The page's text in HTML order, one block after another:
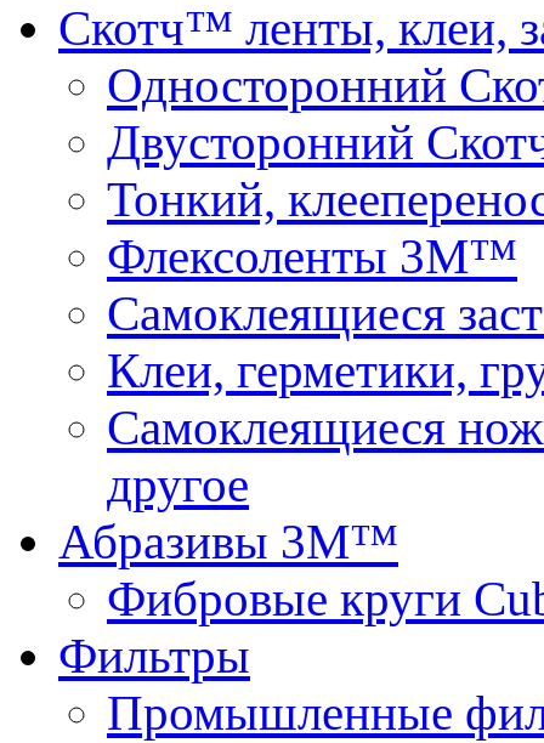
Скотч™ ленты, клеи,
Односторонний
Двусторонний
Тонкий,
Флексоленты 3М™
Самоклеящиеся
Клеи, герметики,
Самоклеящиеся
другое
Абразивы 3М™
Фибровые круги
Фильтры
Промышленные